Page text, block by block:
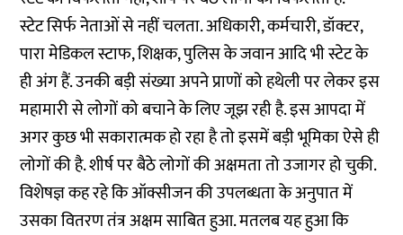
स्टेट सिर्फ नेताओं से नहीं चलता. अधिकारी, कर्मचारी, डॉक्टर,
पारा मेडिकल स्टाफ, शिक्षक, पुलिस के जवान आदि भी स्टेट के
ही अंग हैं. उनकी बड़ी संख्या अपने प्राणों को हथेली पर लेकर इस
महामारी से लोगों को बचाने के लिए जूझ रही है. इस आपदा में
अगर कुछ भी सकारात्मक हो रहा है तो इसमें बड़ी भूमिका ऐसे ही
लोगों की है. शीर्ष पर बैठे लोगों की अक्षमता तो उजागर हो चुकी.
विशेषज्ञ कह रहे कि ऑक्सीजन की उपलब्धता के अनुपात में
उसका वितरण तंत्र अक्षम साबित हुआ. मतलब यह हुआ कि